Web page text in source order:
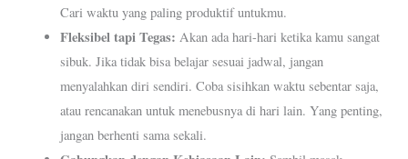
Cari waktu yang paling produktif untukmu.
Fleksibel tapi Tegas: Akan ada hari-hari ketika kamu sangat
sibuk. Jika tidak bisa belajar sesuai jadwal, jangan
menyalahkan diri sendiri. Coba sisihkan waktu sebentar saja,
atau rencanakan untuk menebusnya di hari lain. Yang penting,
jangan berhenti sama sekali.